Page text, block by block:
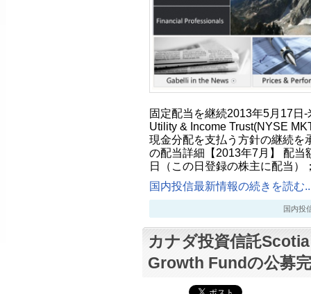
固定配当を継続2013年5月17日
Utility & Income Trust(NYSE
現金分配を支払う方針の継続を
の配当詳細【2013年7月】 配当
日（この日登録の株主に配当
国内投信最新情報の続きを読む
国内投
カナダ投資信託
Growth Fundの公募